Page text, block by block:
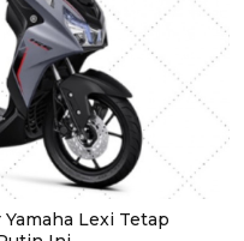
Lexi Tetap